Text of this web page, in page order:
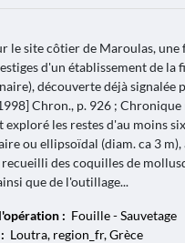
le site côtier de Maroulas,
d'un établissement de la
découverte déjà signalée
Chron., p. 926 ; Chronique
exploré les restes d'au moins
ou ellipsoïdal (diam. ca 3 m),
recueilli des coquilles de
que de l'outillage...
: Fouille - Sauvetage
Loutra, region_fr, Grèce